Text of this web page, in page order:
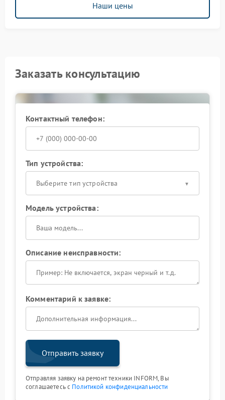
Наши цены
Заказать консультацию
Контактный телефон:
Тип устройства:
Выберите тип устройства
Модель устройства:
Описание неисправности:
Комментарий к заявке:
Отправить заявку
Отправляя заявку на ремонт техники INFORM, Вы
соглашаетесь с Политикой конфиденциальности